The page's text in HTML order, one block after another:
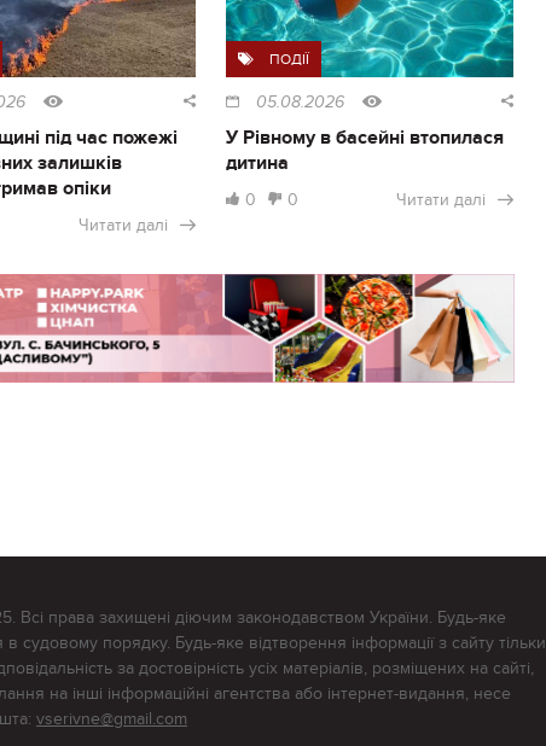
під час пожежі
залишків
опіки
Читати далі
ПОДІЇ
05.08.2026
У Рівному в басейні втопилася
дитина
0 0 Читати далі
Всі права захищені діючим законодавством України. Будь-яке
судовому порядку. Будь-яке відтворення інформації з сайту тільки
за достовірність усіх матеріалів, розміщених на сайті,
на інші інформаційні агентства або інтернет-видання, несе
vserivne@gmail.com